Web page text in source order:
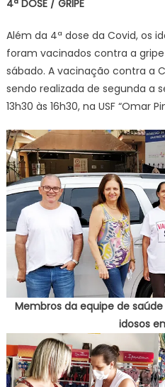
4ª DOSE / GRIPE
Além da 4ª dose da Covid, os
foram vacinados contra a gripe
sábado. A vacinação contra a
sendo realizada de segunda a
13h30 às 16h30, na USF “Omar
Membros da equipe de
idosos